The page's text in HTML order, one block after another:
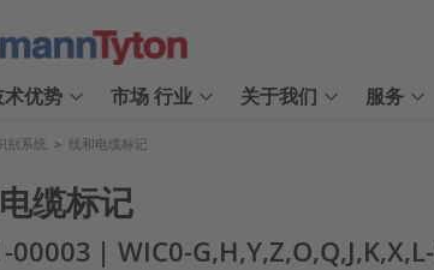
术优势 市场 行业 关于我们 服务
别系统 > 线和电缆标记
缆标记
00003 | WIC0-